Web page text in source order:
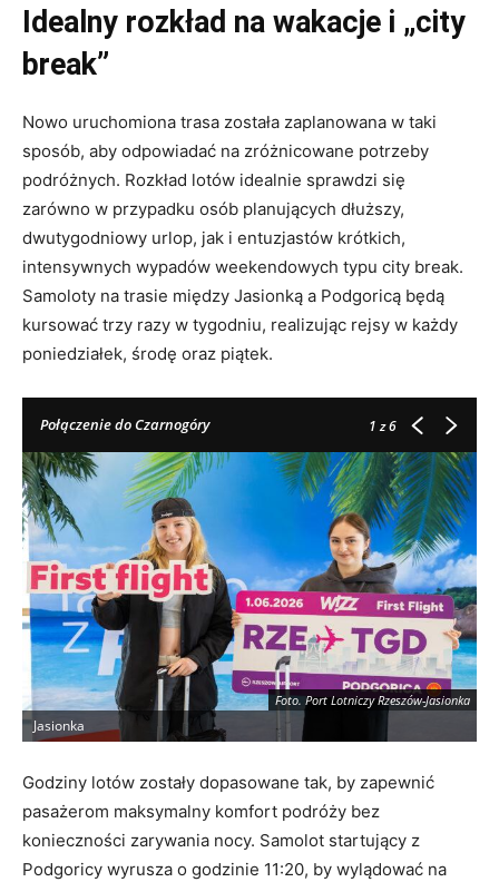
Idealny rozkład na wakacje i „city
break”
Nowo uruchomiona trasa została zaplanowana w taki
sposób, aby odpowiadać na zróżnicowane potrzeby
podróżnych. Rozkład lotów idealnie sprawdzi się
zarówno w przypadku osób planujących dłuższy,
dwutygodniowy urlop, jak i entuzjastów krótkich,
intensywnych wypadów weekendowych typu city break.
Samoloty na trasie między Jasionką a Podgoricą będą
kursować trzy razy w tygodniu, realizując rejsy w każdy
poniedziałek, środę oraz piątek.
Połączenie do Czarnogóry 1z 6
Foto. Port Lotniczy Rzeszów-Jasionka
Jasionka
Godziny lotów zostały dopasowane tak, by zapewnić
pasażerom maksymalny komfort podróży bez
konieczności zarywania nocy. Samolot startujący z
Podgoricy wyrusza o godzinie 11:20, by wylądować na